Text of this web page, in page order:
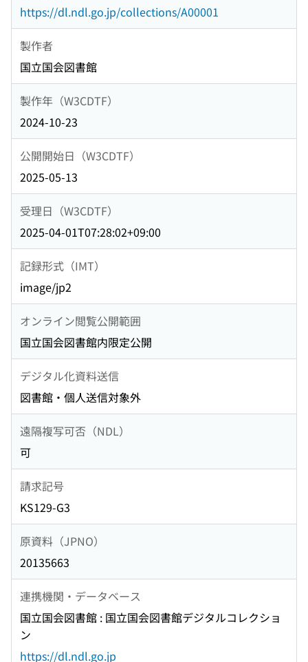
https://dl.ndl.go.jp/collections/A00001
製作者
国立国会図書館
製作年（W3CDTF）
2024-10-23
公開開始日（W3CDTF）
2025-05-13
受理日（W3CDTF）
2025-04-01T07:28:02+09:00
記録形式（IMT）
image/jp2
オンライン閲覧公開範囲
国立国会図書館内限定公開
デジタル化資料送信
図書館・個人送信対象外
遠隔複写可否（NDL）
可
請求記号
KS129-G3
原資料（JPNO）
20135663
連携機関・データベース
国立国会図書館 : 国立国会図書館デジタルコレクショ
ン
https://dl.ndl.go.jp